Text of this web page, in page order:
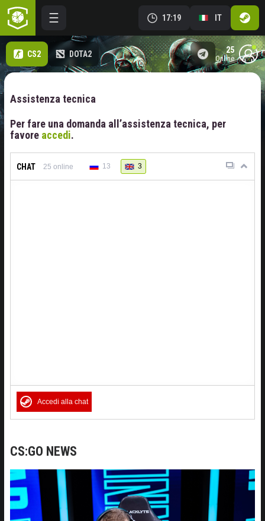
17:19 IT
CS2 DOTA2 25
online
Assistenza tecnica
Per fare una domanda all’assistenza tecnica, per
favore accedi.
CHAT 25 online 13 3
Accedi alla chat
CS:GO NEWS